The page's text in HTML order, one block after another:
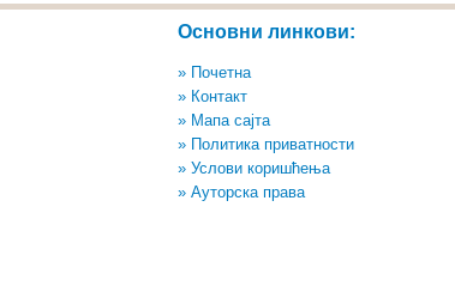
Основни линкови:
» Почетна
» Контакт
» Мапа сајта
» Политика приватности
» Услови коришћења
» Ауторска права